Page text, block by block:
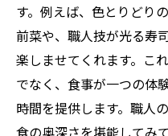
す。例えば、色とりどり
前菜や、職人技が光る寿
楽しませてくれます。こ
でなく、食事が一つの体
時間を提供します。職人
食の奥深さを堪能してみ